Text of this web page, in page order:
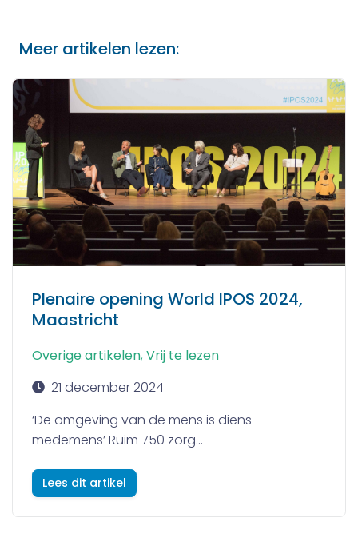
Meer artikelen lezen:
Plenaire opening World IPOS 2024,
Maastricht
Overige artikelen, Vrij te lezen
21 december 2024
‘De omgeving van de mens is diens
medemens’ Ruim 750 zorg...
Lees dit artikel